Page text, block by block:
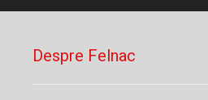
Despre Felnac